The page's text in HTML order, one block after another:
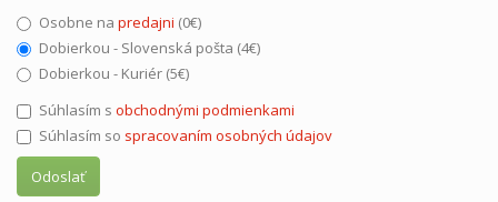
Osobne na predajni (0€)
Dobierkou - Slovenská pošta (4€)
Dobierkou - Kuriér (5€)
Súhlasím s obchodnými podmienkami
Súhlasím so spracovaním osobných údajov
Odoslať